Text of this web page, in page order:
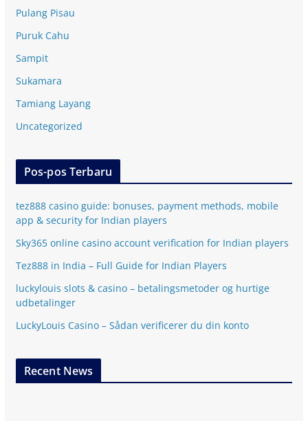
Pulang Pisau
Puruk Cahu
Sampit
Sukamara
Tamiang Layang
Uncategorized
Pos-pos Terbaru
tez888 casino guide: bonuses, payment methods, mobile
app & security for Indian players
Sky365 online casino account verification for Indian players
Tez888 in India – Full Guide for Indian Players
luckylouis slots & casino – betalingsmetoder og hurtige
udbetalinger
LuckyLouis Casino – Sådan verificerer du din konto
Recent News